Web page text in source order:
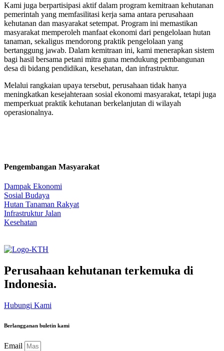
Kami juga berpartisipasi aktif dalam program kemitraan kehutanan
pemerintah yang memfasilitasi kerja sama antara perusahaan
kehutanan dan masyarakat setempat. Program ini memastikan
masyarakat memperoleh manfaat ekonomi dari pengelolaan hutan
tanaman, sekaligus mendorong praktik pengelolaan yang
bertanggung jawab. Dalam kemitraan ini, kami menerapkan sistem
bagi hasil bersama petani mitra guna mendukung pembangunan
desa di bidang pendidikan, kesehatan, dan infrastruktur.
Melalui rangkaian upaya tersebut, perusahaan tidak hanya
meningkatkan kesejahteraan sosial ekonomi masyarakat, tetapi juga
memperkuat praktik kehutanan berkelanjutan di wilayah
operasionalnya.
Pengembangan Masyarakat
Dampak Ekonomi
Sosial Budaya
Hutan Tanaman Rakyat
Infrastruktur Jalan
Kesehatan
Perusahaan kehutanan terkemuka di
Indonesia.
Hubungi Kami
Berlangganan buletin kami
Email